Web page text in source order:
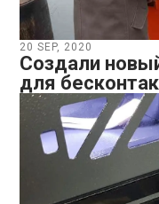
20 SEP, 2020
Создали
для